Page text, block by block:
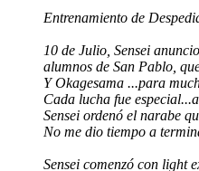
Entrenamiento de
10 de Julio, Sensei
alumnos de San Pablo,
Y Okagesama ...para
Cada lucha fue
Sensei ordenó el narabe
No me dio tiempo a
Sensei comenzó con light